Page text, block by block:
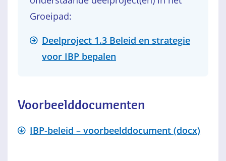
Groeipad:
Deelproject 1.3 Beleid en strategie
voor IBP bepalen
Voorbeelddocumenten
IBP-beleid – voorbeelddocument (docx)